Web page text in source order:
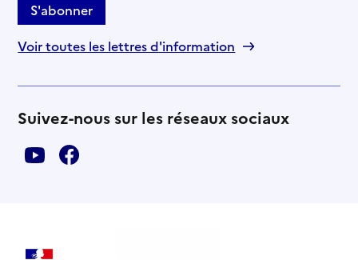
S'abonner
Voir toutes les lettres d'information
Suivez-nous sur les réseaux sociaux